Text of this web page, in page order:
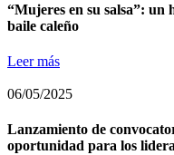
“Mujeres en su salsa”: un
baile caleño
Leer más
06/05/2025
Lanzamiento de
oportunidad para los